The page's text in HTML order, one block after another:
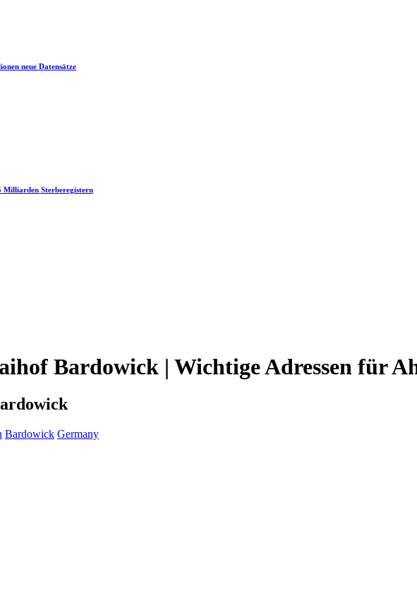
neue Datensätze
Milliarden Sterberegistern
Bardowick | Wichtige Adressen für
Bardowick Germany